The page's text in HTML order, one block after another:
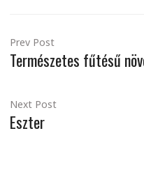
Prev Post
Természetes fűtésű
Next Post
Eszter